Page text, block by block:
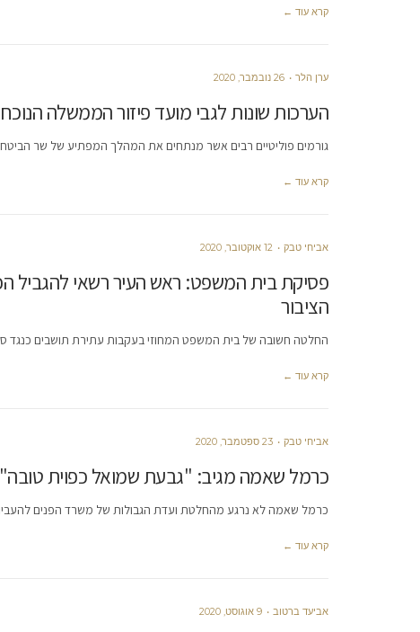
קרא עוד ←
ערן הלר 26 נובמבר, 2020
הערכות שונות לגבי מועד פיזור הממשלה
גורמים פוליטיים רבים אשר מנתחים את המהלך המפתיע של שר
קרא עוד ←
אביחי טבק 12 אוקטובר, 2020
פסיקת בית המשפט: ראש העיר רשאי להגביל
הציבור
החלטה חשובה של בית המשפט המחוזי בעקבות עתירת תושבים כנגד
קרא עוד ←
אביחי טבק 23 ספטמבר, 2020
כרמל שאמה מגיב: "גבעת שמואל כפוית טובה"
כרמל שאמה לא נרגע מהחלטת ועדת הגבולות של משרד הפנים
קרא עוד ←
אביעד ברטוב 9 אוגוסט, 2020